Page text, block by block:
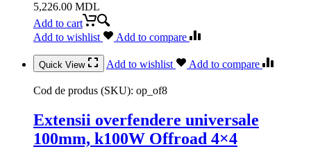
5,226.00 MDL
Add to cart
Add to wishlist
Add to compare
Quick View Add to wishlist Add to compare
Cod de produs (SKU): op_of8
Extensii overfendere universale
100mm, k100W Offroad 4×4